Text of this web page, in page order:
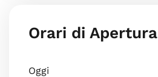
Orari di Apertura
Oggi